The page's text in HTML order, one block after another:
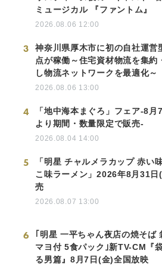
ミュージカル 『ファントム』
2026.08.06 12:00
3
神奈川県厚木市に初の自社運営
点が稼働～住宅資材物流を集約
し物流ネットワークを最適化～
2026.08.06 13:00
4
「地中海本まぐろ」フェア-8月
より期間・数量限定で販売-
2026.08.04 14:00
5
「明星 チャルメラカップ 赤い
こ味ラーメン」2026年8月31日
売
2026.08.07 13:00
6
｢明星 一平ちゃん夜店の焼そば
マヨ付 5食パック｣新TV-CM『
る男篇』8月7日(金)全国放映